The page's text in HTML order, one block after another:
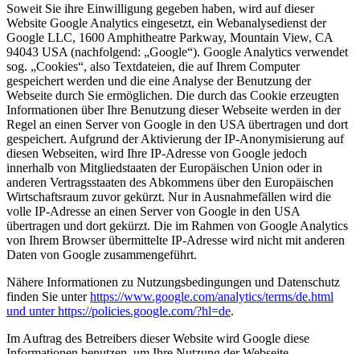
Soweit Sie ihre Einwilligung gegeben haben, wird auf dieser
Website Google Analytics eingesetzt, ein Webanalysedienst der
Google LLC, 1600 Amphitheatre Parkway, Mountain View, CA
94043 USA (nachfolgend: „Google“). Google Analytics verwendet
sog. „Cookies“, also Textdateien, die auf Ihrem Computer
gespeichert werden und die eine Analyse der Benutzung der
Webseite durch Sie ermöglichen. Die durch das Cookie erzeugten
Informationen über Ihre Benutzung dieser Webseite werden in der
Regel an einen Server von Google in den USA übertragen und dort
gespeichert. Aufgrund der Aktivierung der IP-Anonymisierung auf
diesen Webseiten, wird Ihre IP-Adresse von Google jedoch
innerhalb von Mitgliedstaaten der Europäischen Union oder in
anderen Vertragsstaaten des Abkommens über den Europäischen
Wirtschaftsraum zuvor gekürzt. Nur in Ausnahmefällen wird die
volle IP-Adresse an einen Server von Google in den USA
übertragen und dort gekürzt. Die im Rahmen von Google Analytics
von Ihrem Browser übermittelte IP-Adresse wird nicht mit anderen
Daten von Google zusammengeführt.
Nähere Informationen zu Nutzungsbedingungen und Datenschutz
finden Sie unterhttps://www.google.com/analytics/terms/de.html
und unter https://policies.google.com/?hl=de.
Im Auftrag des Betreibers dieser Website wird Google diese